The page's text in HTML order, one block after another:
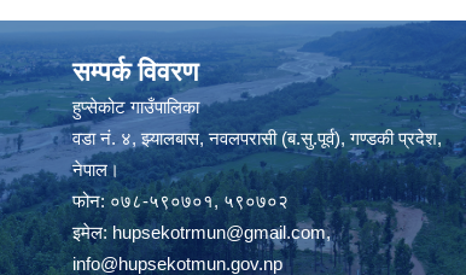
सम्पर्क विवरण
हुप्सेकोट गाउँपालिका
वडा नं. ४, झ्यालबास, नवलपरासी (ब.सु.पूर्व), गण्डकी प्रदेश,
नेपाल।
फोन: ०७८-५९०७०१, ५९०७०२
इमेल: hupsekotrmun@gmail.com,
info@hupsekotmun.gov.np